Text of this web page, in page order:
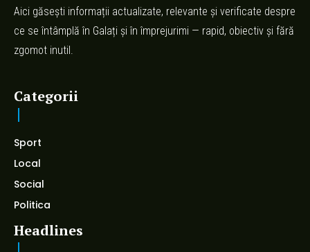
Aici găsești informații actualizate, relevante și verificate despre
ce se întâmplă în Galați și în împrejurimi — rapid, obiectiv și fără
zgomot inutil.
Categorii
Sport
Local
Social
Politica
Headlines